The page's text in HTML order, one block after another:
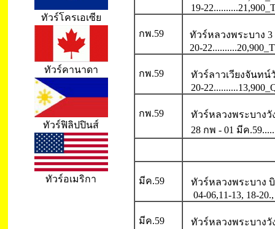
ทัวร์โครเอเซีย
ทัวร์คานาดา
ทัวร์ฟิลิปปินส์
ทัวร์อเมริกา
19-
กพ.59
ทัวร์หลวงพระบาง
20-
กพ.59
ทัวร์ลาวเวียงจันทน์
20-
กพ.59
ทัวร์หลวงพระบางวั
28 กพ - 01 มีค
มีค.59
ทัวร์หลวงพระบาง
04-06,11-13, 18-
มีค.59
ทัวร์หลวงพระบางวั